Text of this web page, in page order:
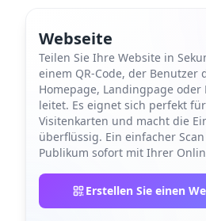
Webseite
Teilen Sie Ihre Website in
einem QR-Code, der Benutzer
Homepage, Landingpage
leitet. Es eignet sich perfekt
Visitenkarten und macht die
überflüssig. Ein einfacher
Publikum sofort mit Ihrer
Erstellen Sie einen